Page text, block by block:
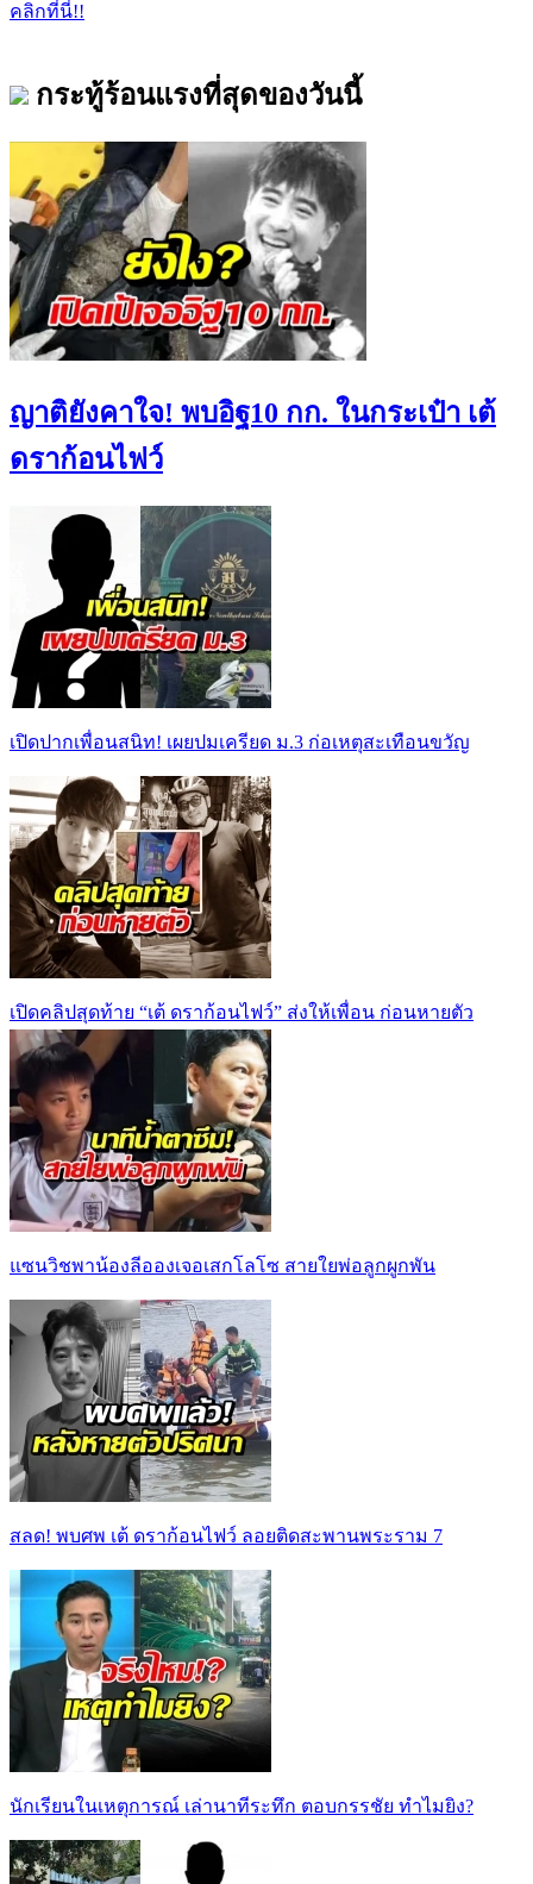
คลิกที่นี่!!
กระทู้ร้อนแรงที่สุดของวันนี้
ญาติยังคาใจ! พบอิฐ10 กก. ในกระเป๋า เต้
ดราก้อนไฟว์
เปิดปากเพื่อนสนิท! เผยปมเครียด ม.3 ก่อเหตุสะเทือนขวัญ
เปิดคลิปสุดท้าย “เต้ ดราก้อนไฟว์” ส่งให้เพื่อน ก่อนหายตัว
แซนวิชพาน้องลีอองเจอเสกโลโซ สายใยพ่อลูกผูกพัน
สลด! พบศพ เต้ ดราก้อนไฟว์ ลอยติดสะพานพระราม 7
นักเรียนในเหตุการณ์ เล่านาทีระทึก ตอบกรรชัย ทำไมยิง?